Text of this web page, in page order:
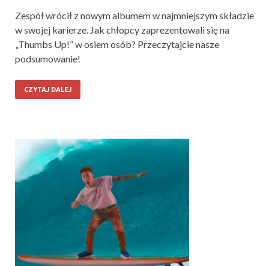
Zespół wrócił z nowym albumem w najmniejszym składzie
w swojej karierze. Jak chłopcy zaprezentowali się na
„Thumbs Up!” w osiem osób? Przeczytajcie nasze
podsumowanie!
CZYTAJ DALEJ